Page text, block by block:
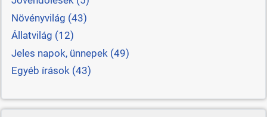
Növényvilág (43)
Állatvilág (12)
Jeles napok, ünnepek (49)
Egyéb írások (43)